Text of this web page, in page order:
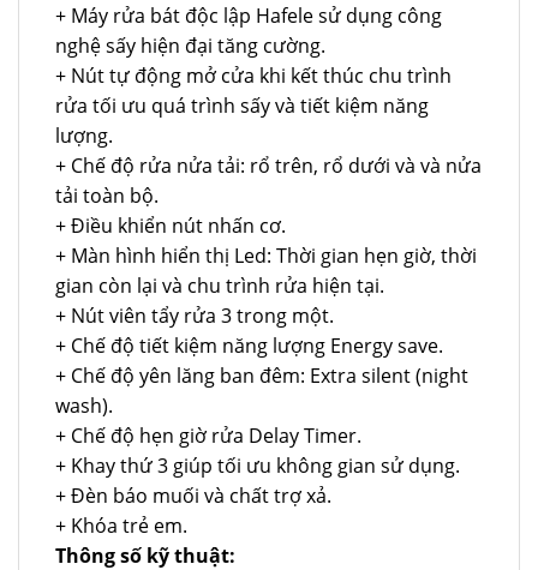
+ Máy rửa bát độc lập Hafele sử dụng công
nghệ sấy hiện đại tăng cường.
+ Nút tự động mở cửa khi kết thúc chu trình
rửa tối ưu quá trình sấy và tiết kiệm năng
lượng.
+ Chế độ rửa nửa tải: rổ trên, rổ dưới và và nửa
tải toàn bộ.
+ Điều khiển nút nhấn cơ.
+ Màn hình hiển thị Led: Thời gian hẹn giờ, thời
gian còn lại và chu trình rửa hiện tại.
+ Nút viên tẩy rửa 3 trong một.
+ Chế độ tiết kiệm năng lượng Energy save.
+ Chế độ yên lăng ban đêm: Extra silent (night
wash).
+ Chế độ hẹn giờ rửa Delay Timer.
+ Khay thứ 3 giúp tối ưu không gian sử dụng.
+ Đèn báo muối và chất trợ xả.
+ Khóa trẻ em.
Thông số kỹ thuật: